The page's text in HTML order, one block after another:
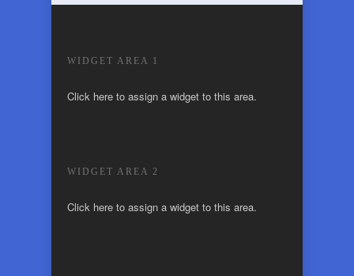
WIDGET AREA 1
Click here to assign a widget to this area.
WIDGET AREA 2
Click here to assign a widget to this area.